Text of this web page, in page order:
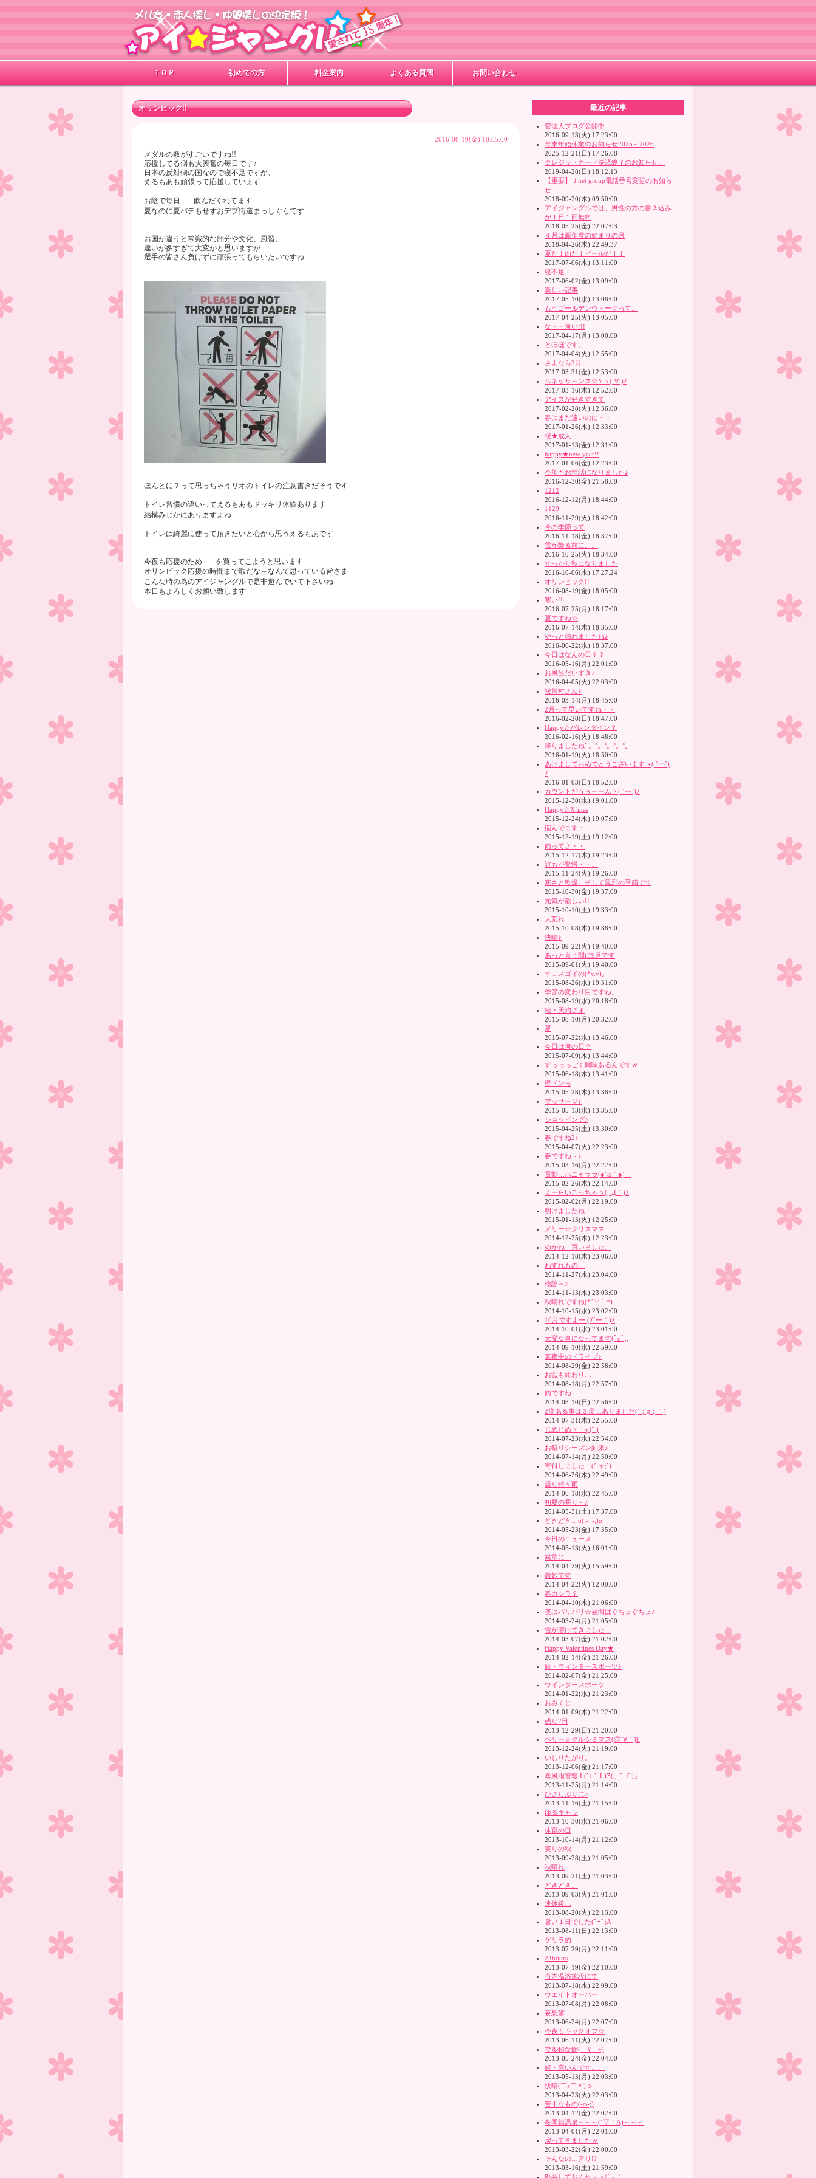
ＴＯＰ 初めての方 料金案内 よくある質問 お問い合わせ
オリンピック!!
2016-08-19(金) 18:05:00
メダルの数がすごいですね!!
応援してる側も大興奮の毎日です♪
日本の反対側の国なので寝不足ですが、
えるもあも頑張って応援しています
お陰で毎日
飲んだくれてます
夏なのに夏バテもせずおデブ街道まっしぐらです
お国が違うと常識的な部分や文化、風習、
違いが多すぎて大変かと思いますが
選手の皆さん負けずに頑張ってもらいたいですね
ほんとに？って思っちゃうリオのトイレの注意書きだそうです
トイレ習慣の違いってえるもあもドッキリ体験あります
結構みじかにありますよね
トイレは綺麗に使って頂きたいと心から思うえるもあです
今夜も応援のため
を買ってこようと思います
オリンピック応援の時間まで暇だな～なんて思っている皆さま
こんな時の為のアイジャングルで是非遊んでいて下さいね
本日もよろしくお願い致します
最近の記事
管理人ブログ公開中
2016-09-13(火) 17:23:00
年末年始休業のお知らせ2025～2026
2025-12-21(日) 17:26:08
クレジットカード決済終了のお知らせ。
2019-04-28(日) 18:12:13
【重要】Ｊnet group電話番号変更のお知ら
せ
2018-09-20(木) 09:50:00
アイジャングルでは、男性の方の書き込み
が１日１回無料
2018-05-25(金) 22:07:03
４月は新年度の始まりの月
2018-04-26(木) 22:49:37
夏だ！肉だ！ビールだ！！
2017-07-06(木) 13:11:00
寝不足
2017-06-02(金) 13:09:00
新しい記事
2017-05-10(水) 13:08:00
もうゴールデンウィークって。
2017-04-25(火) 13:05:00
な・・無い!!!
2017-04-17(月) 13:00:00
とほほです。
2017-04-04(火) 12:55:00
さよなら3月
2017-03-31(金) 12:53:00
ルネッサ～ンス☆Yヽ(´∀`)ﾉ
2017-03-16(木) 12:52:00
アイスが好きすぎて
2017-02-28(火) 12:36:00
春はまだ遠いのに・・
2017-01-26(木) 12:33:00
祝★成人
2017-01-13(金) 12:31:00
happy★new year!!
2017-01-06(金) 12:23:00
今年もお世話になりました♪
2016-12-30(金) 21:58:00
1212
2016-12-12(月) 18:44:00
1129
2016-11-29(火) 18:42:00
今の季節って
2016-11-18(金) 18:37:00
雪が降る前に。。
2016-10-25(火) 18:34:00
すっかり秋になりました
2016-10-06(木) 17:27:24
オリンピック!!
2016-08-19(金) 18:05:00
寒い!!
2016-07-25(月) 18:17:00
夏ですね☆
2016-07-14(木) 18:35:00
やっと晴れましたね♪
2016-06-22(水) 18:37:00
今日はなんの日？？
2016-05-16(月) 22:01:00
お風呂だいすき♪
2016-04-05(火) 22:03:00
祝川村さん♪
2016-03-14(月) 18:45:00
2月って早いですね・・
2016-02-28(日) 18:47:00
Happy☆バレンタイン？
2016-02-16(火) 18:48:00
降りましたねﾟ。°。°。°。°｡
2016-01-19(火) 18:50:00
あけましておめでとうございますヽ( ´￢`)
ﾉ
2016-01-03(日) 18:52:00
カウントだうぅーーんヽ( ´￢`)ﾉ
2015-12-30(水) 19:01:00
Happy☆X’mas
2015-12-24(木) 19:07:00
悩んでます・・
2015-12-19(土) 19:12:00
雨ってさ・・
2015-12-17(木) 19:23:00
誰もが驚愕・・。
2015-11-24(火) 19:26:00
寒さと乾燥、そして風邪の季節です
2015-10-30(金) 19:37:00
元気が欲しい!!
2015-10-10(土) 19:33:00
大荒れ
2015-10-08(木) 19:38:00
快晴♪
2015-09-22(火) 19:40:00
あっと言う間に9月です
2015-09-01(火) 19:40:00
す…スゴイの(*v.v)｡
2015-08-26(水) 19:31:00
季節の変わり目ですね。
2015-08-19(水) 20:18:00
続・天狗さま
2015-08-10(月) 20:32:00
夏
2015-07-22(水) 13:46:00
今日は何の日？
2015-07-09(木) 13:44:00
すっっっごく興味あるんですｗ
2015-06-18(木) 13:41:00
壁ドンっ
2015-05-28(木) 13:38:00
マッサージ♪
2015-05-13(水) 13:35:00
ショッピング♪
2015-04-25(土) 13:30:00
春ですね2♪
2015-04-07(火) 22:23:00
春ですね～♪
2015-03-16(月) 22:22:00
電動…ホニャララ(●´ω｀●)ゞ
2015-02-26(木) 22:14:00
えーらいこっちゃヽ(;´Д｀)ﾉ
2015-02-02(月) 22:19:00
明けましたね！
2015-01-13(火) 12:25:00
メリー☆クリスマス
2014-12-25(木) 12:23:00
めがね、買いました。
2014-12-18(木) 23:06:00
わすれもの。
2014-11-27(木) 23:04:00
検診～♪
2014-11-13(木) 23:03:00
秋晴れですね(*´▽｀*)
2014-10-15(水) 23:02:00
10月ですよー (ﾉ´ー｀)ﾉ
2014-10-01(水) 23:01:00
大変な事になってます(ﾟoﾟ;;
2014-09-10(水) 22:59:00
真夜中のドライブ♪
2014-08-29(金) 22:58:00
お盆も終わり…
2014-08-18(月) 22:57:00
雨ですね…
2014-08-10(日) 22:56:00
2度ある事は３度…ありました(´；д；｀)
2014-07-31(木) 22:55:00
じめじめヽ｀┐(¨ )
2014-07-23(水) 22:54:00
お祭りシーズン到来♪
2014-07-14(月) 22:50:00
寄付しました…(´;ェ;`)
2014-06-26(木) 22:49:00
曇り時々雨
2014-06-18(水) 22:45:00
初夏の香り～♪
2014-05-31(土) 17:37:00
どきどき…o(;-_-;)o
2014-05-23(金) 17:35:00
今日のニュース
2014-05-13(火) 16:01:00
異常に…
2014-04-29(火) 15:59:00
微妙です
2014-04-22(火) 12:00:00
春カシラ？
2014-04-10(木) 21:06:00
夜はバリバリ☆昼間はぐちょぐちょ♪
2014-03-24(月) 21:05:00
雪が溶けてきました…
2014-03-07(金) 21:02:00
Happy Valentines Day★
2014-02-14(金) 21:26:00
続・ウィンタースポーツ♪
2014-02-07(金) 21:25:00
ウインタースポーツ
2014-01-22(水) 21:23:00
おみくじ
2014-01-09(木) 21:22:00
残り2日
2013-12-29(日) 21:20:00
ベリー☆クルシミマス(◎´∀｀)b
2013-12-24(火) 21:19:00
いじりたがり。
2013-12-06(金) 21:17:00
暴風雨警報 L(ﾟ□ﾟ L)Ξ(」ﾟ□ﾟ)」
2013-11-25(月) 21:14:00
ひさしぶりに♪
2013-11-16(土) 21:15:00
ゆるキャラ
2013-10-30(水) 21:06:00
体育の日
2013-10-14(月) 21:12:00
実りの秋
2013-09-28(土) 21:05:00
秋晴れ
2013-09-21(土) 21:03:00
どきどき。
2013-09-03(火) 21:01:00
連休後…
2013-08-20(火) 22:13:00
暑い１日でした(ﾟｰﾟ;A
2013-08-11(日) 22:13:00
ゲリラ的
2013-07-29(月) 22:11:00
24hours
2013-07-19(金) 22:10:00
市内温浴施設にて
2013-07-18(木) 22:09:00
ウエイトオーバー
2013-07-08(月) 22:08:00
妄想癖
2013-06-24(月) 22:07:00
今夜もキックオフ☆
2013-06-11(火) 22:07:00
マル秘な館(￣∇￣+)
2013-05-24(金) 22:04:00
続・寒いんです。。
2013-05-13(月) 22:03:00
快晴(￣ε￣〃)ｂ
2013-04-23(火) 22:03:00
苦手なもの(-ω-;)
2013-04-12(金) 22:02:00
多国籍温泉～～～(´▽｀A)～～～
2013-04-01(月) 22:01:00
戻ってきましたｗ
2013-03-22(金) 22:00:00
そんなの…アリ!?
2013-03-16(土) 21:59:00